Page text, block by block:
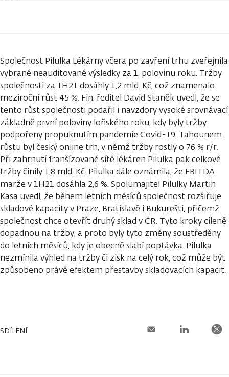
Společnost Pilulka Lékárny včera po zavření trhu zveřejnila
vybrané neauditované výsledky za 1. polovinu roku. Tržby
společnosti za 1H21 dosáhly 1,2 mld. Kč, což znamenalo
meziroční růst 45 %. Fin. ředitel David Staněk uvedl, že se
tento růst společnosti podařil i navzdory vysoké srovnávací
základně první poloviny loňského roku, kdy byly tržby
podpořeny propuknutím pandemie Covid-19. Tahounem
růstu byl český online trh, v němž tržby rostly o 76 % r/r.
Při zahrnutí franšízované sítě lékáren Pilulka pak celkové
tržby činily 1,8 mld. Kč. Pilulka dále oznámila, že EBITDA
marže v 1H21 dosáhla 2,6 %. Spolumajitel Pilulky Martin
Kasa uvedl, že během letních měsíců společnost rozšiřuje
skladové kapacity v Praze, Bratislavě i Bukurešti, přičemž
společnost chce otevřít druhý sklad v ČR. Tyto kroky cíleně
dopadnou na tržby, a proto byly tyto změny soustředěny
do letních měsíců, kdy je obecně slabí poptávka. Pilulka
nezmínila výhled na tržby či zisk na celý rok, což může být
způsobeno právě efektem přestavby skladovacích kapacit.
SDÍLENÍ